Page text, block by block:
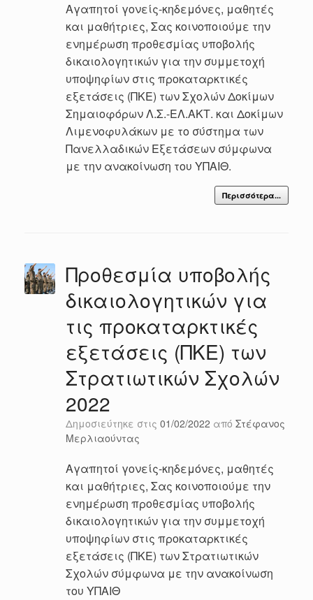
Αγαπητοί γονείς-κηδεμόνες, μαθητές
και μαθήτριες, Σας κοινοποιούμε την
ενημέρωση προθεσμίας υποβολής
δικαιολογητικών για την συμμετοχή
υποψηφίων στις προκαταρκτικές
εξετάσεις (ΠΚΕ) των Σχολών Δοκίμων
Σημαιοφόρων Λ.Σ.-ΕΛ.ΑΚΤ. και Δοκίμων
Λιμενοφυλάκων με το σύστημα των
Πανελλαδικών Εξετάσεων σύμφωνα
με την ανακοίνωση του ΥΠΑΙΘ.
Περισσότερα...
Προθεσμία υποβολής
δικαιολογητικών για
τις προκαταρκτικές
εξετάσεις (ΠΚΕ) των
Στρατιωτικών Σχολών
2022
Δημοσιεύτηκε στις 01/02/2022 από Στέφανος
Μερλιαούντας
Αγαπητοί γονείς-κηδεμόνες, μαθητές
και μαθήτριες, Σας κοινοποιούμε την
ενημέρωση προθεσμίας υποβολής
δικαιολογητικών για την συμμετοχή
υποψηφίων στις προκαταρκτικές
εξετάσεις (ΠΚΕ) των Στρατιωτικών
Σχολών σύμφωνα με την ανακοίνωση
του ΥΠΑΙΘ